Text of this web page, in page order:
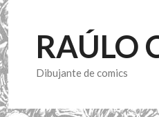
Saltar
al
contenidoRAÚLO
Dibujante de comics